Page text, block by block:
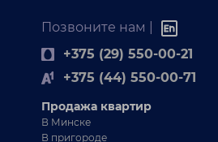
Позвоните нам |
+375 (29) 550-00-21
+375 (44) 550-00-71
Продажа квартир
В Минске
В пригороде